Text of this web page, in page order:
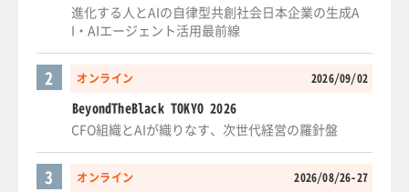
進化する人とAIの自律型共創社会日本企業の生成A
I・AIエージェント活用最前線
オンライン 2026/09/02
2
BeyondTheBlack TOKYO 2026
CFO組織とAIが織りなす、次世代経営の羅針盤
オンライン 2026/08/26-27
3